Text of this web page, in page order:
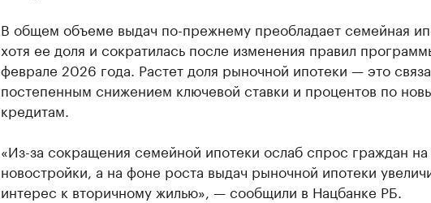
В общем объеме выдач по-прежнему преобладает семейная
хотя ее доля и сократилась после изменения правил
феврале 2026 года. Растет доля рыночной ипотеки — это
постепенным снижением ключевой ставки и процентов по
кредитам.
«Из-за сокращения семейной ипотеки ослаб спрос граждан на
новостройки, а на фоне роста выдач рыночной ипотеки
интерес к вторичному жилью», — сообщили в Нацбанке РБ.